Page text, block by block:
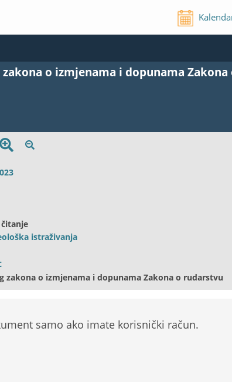
o izmjenama i dopunama
istraživanja
zakona o izmjenama i dopunama Zakona o rudarstvu
samo ako imate korisnički račun.